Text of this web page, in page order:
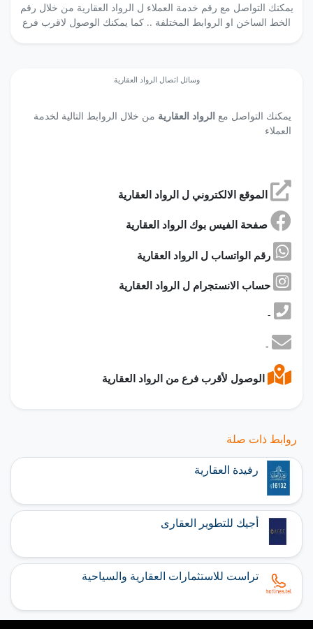
يمكنك التواصل مع رقم خدمة العملاء ل الرواد العقارية من خلال رقم
الخط الساخن او الروابط المختلفة .. كما يمكنك الوصول لاقرب فرع
وسائل اتصال الرواد العقارية
يمكنك التواصل مع الرواد العقارية من خلال الروابط التالية لخدمة
العملاء
-
-
روابط ذات صلة
رفيدة العقارية
أجيك للتطوير العقارى
تراست للاستثمارات العقارية والسياحية